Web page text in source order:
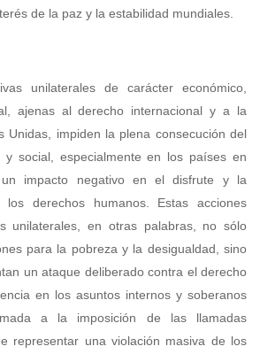
de la paz y la estabilidad mundiales.
unilaterales de carácter económico,
ajenas al derecho internacional y a la
Unidas, impiden la plena consecución del
y social, especialmente en los países en
impacto negativo en el disfrute y la
los derechos humanos. Estas acciones
unilaterales, en otras palabras, no sólo
para la pobreza y la desigualdad, sino
un ataque deliberado contra el derecho
en los asuntos internos y soberanos
a la imposición de las llamadas
representar una violación masiva de los